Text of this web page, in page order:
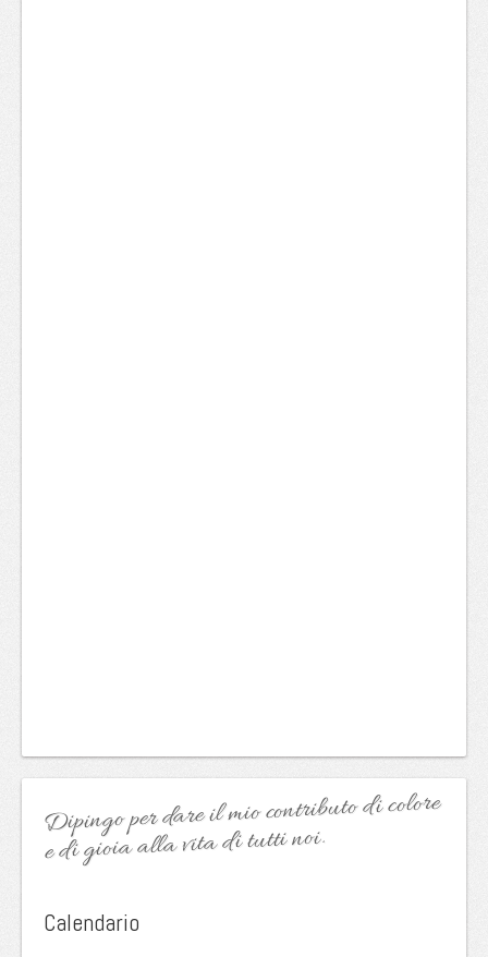
Dipingo per dare il mio contributo di colore
e di gioia alla vita di tutti noi.
Calendario